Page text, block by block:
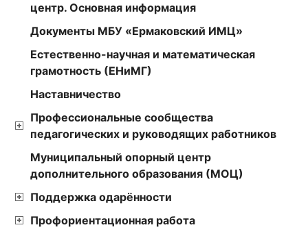
центр. Основная информация
Документы МБУ «Ермаковский ИМЦ»
Естественно-научная и математическая
грамотность (ЕНиМГ)
Наставничество
Профессиональные сообщества
педагогических и руководящих работников
Муниципальный опорный центр
дополнительного образования (МОЦ)
Поддержка одарённости
Профориентационная работа